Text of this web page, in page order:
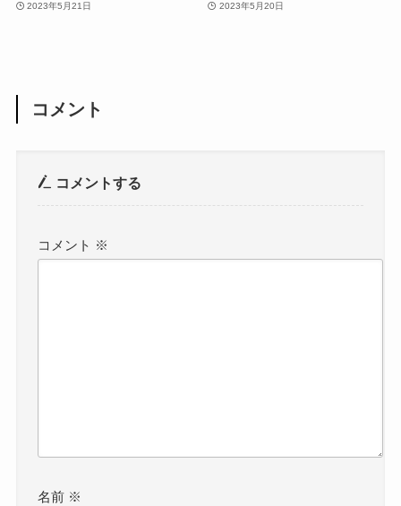
2023年5月21日 2023年5月20日
コメント
コメントする
コメント ※
名前 ※